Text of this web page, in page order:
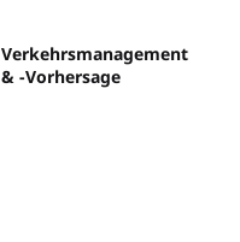
Verkehrsmanagement
& -Vorhersage